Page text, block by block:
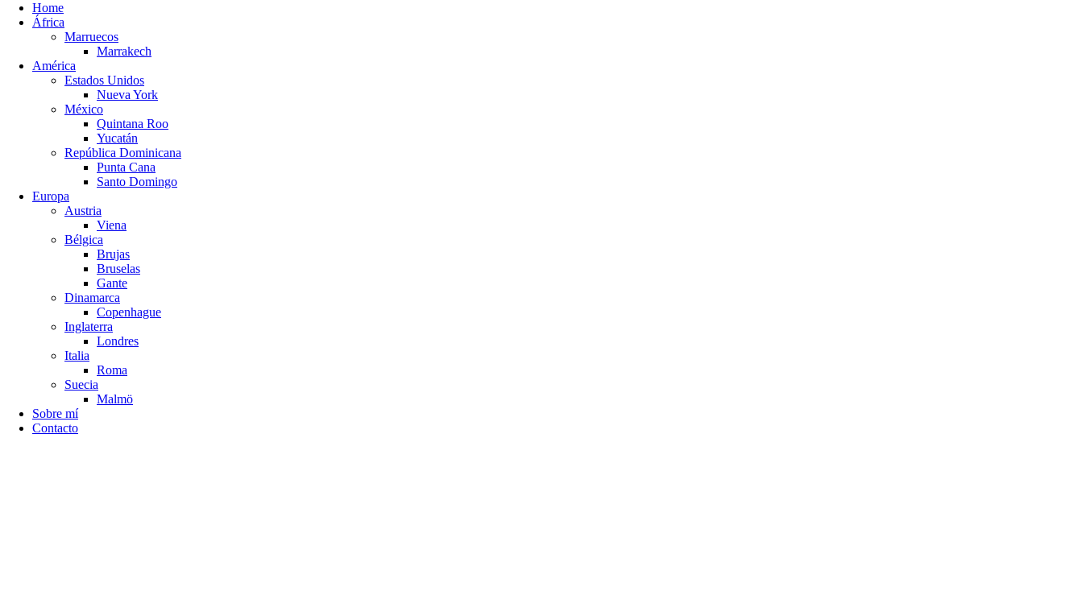
Home
África
Marruecos
Marrakech
América
Estados Unidos
Nueva York
México
Quintana Roo
Yucatán
República Dominicana
Punta Cana
Santo Domingo
Europa
Austria
Viena
Bélgica
Brujas
Bruselas
Gante
Dinamarca
Copenhague
Inglaterra
Londres
Italia
Roma
Suecia
Malmö
Sobre mí
Contacto